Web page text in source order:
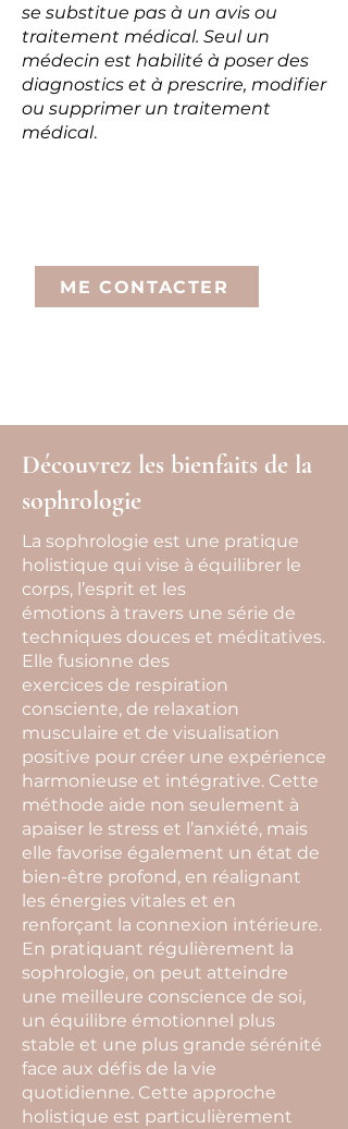
se substitue pas à un avis ou
traitement médical. Seul un
médecin est habilité à poser des
diagnostics et à prescrire, modifier
ou supprimer un traitement
médical.
ME CONTACTER
Découvrez les bienfaits de la
sophrologie
La sophrologie est une pratique
holistique qui vise à équilibrer le
corps, l’esprit et les
émotions à travers une série de
techniques douces et méditatives.
Elle fusionne des
exercices de respiration
consciente, de relaxation
musculaire et de visualisation
positive pour créer une expérience
harmonieuse et intégrative. Cette
méthode aide non seulement à
apaiser le stress et l’anxiété, mais
elle favorise également un état de
bien-être profond, en réalignant
les énergies vitales et en
renforçant la connexion intérieure.
En pratiquant régulièrement la
sophrologie, on peut atteindre
une meilleure conscience de soi,
un équilibre émotionnel plus
stable et une plus grande sérénité
face aux défis de la vie
quotidienne. Cette approche
holistique est particulièrement